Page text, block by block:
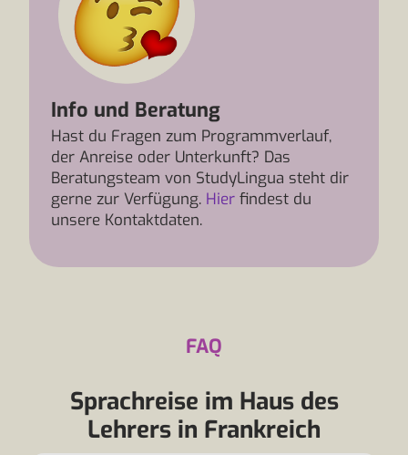
Info und Beratung
Hast du Fragen zum Programmverlauf,
der Anreise oder Unterkunft? Das
Beratungsteam von StudyLingua steht dir
gerne zur Verfügung. Hier findest du
unsere Kontaktdaten.
FAQ
Sprachreise im Haus des
Lehrers in Frankreich